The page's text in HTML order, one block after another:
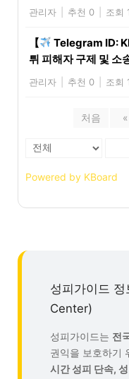
관리자 추천 0 조회
【
Telegram ID:
튀 피해자 구제 및 소
관리자 추천 0 조회
처음 «
Powered by KBoard
성피가이드
Center)
성피가이드는 전
권익을 보호하기
시간 성피 단속,